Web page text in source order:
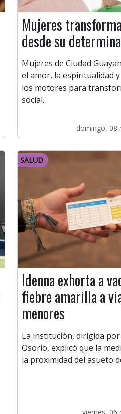
Mujeres
desde su
Mujeres de Ciudad
el amor, la espiritualidad
los motores para
social.
domingo, 08
SALUD
Idenna exhorta a
fiebre amarilla a
menores
La institución, dirigida por
Osorio, explicó que la
la proximidad del asueto